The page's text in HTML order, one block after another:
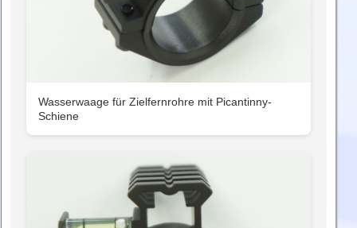
Wasserwaage für Zielfernrohre mit Picantinny-
Schiene